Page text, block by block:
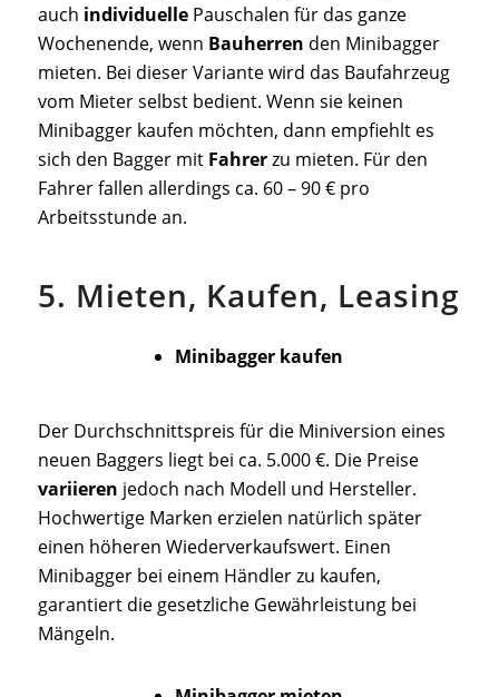
auch individuellePauschalen für das ganze
Wochenende, wenn Bauherren den Minibagger
mieten. Bei dieser Variante wird das Baufahrzeug
vom Mieter selbst bedient. Wenn sie keinen
Minibagger kaufen möchten, dann empfiehlt es
sich den Bagger mit Fahrerzu mieten. Für den
Fahrer fallen allerdings ca. 60 – 90 € pro
Arbeitsstunde an.
5. Mieten, Kaufen, Leasing
Minibagger kaufen
Der Durchschnittspreis für die Miniversion eines
neuen Baggers liegt bei ca. 5.000 €. Die Preise
variieren jedoch nach Modell und Hersteller.
Hochwertige Marken erzielen natürlich später
einen höheren Wiederverkaufswert. Einen
Minibagger bei einem Händler zu kaufen,
garantiert die gesetzliche Gewährleistung bei
Mängeln.